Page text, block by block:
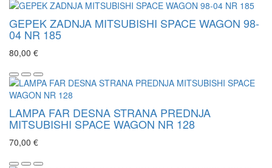
GEPEK ZADNJA MITSUBISHI SPACE WAGON 98-
04 NR 185
80,00 €
LAMPA FAR DESNA STRANA PREDNJA
MITSUBISHI SPACE WAGON NR 128
70,00 €